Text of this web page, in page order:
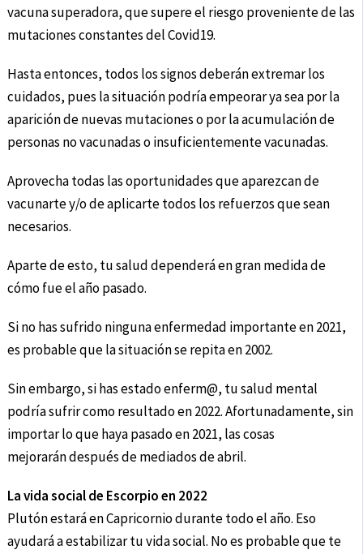
vacuna superadora, que supere el riesgo proveniente de las
mutaciones constantes del Covid19.
Hasta entonces, todos los signos deberán extremar los
cuidados, pues la situación podría empeorar ya sea por la
aparición de nuevas mutaciones o por la acumulación de
personas no vacunadas o insuficientemente vacunadas.
Aprovecha todas las oportunidades que aparezcan de
vacunarte y/o de aplicarte todos los refuerzos que sean
necesarios.
Aparte de esto, tu salud dependerá en gran medida de
cómo fue el año pasado.
Si no has sufrido ninguna enfermedad importante en 2021,
es probable que la situación se repita en 2002.
Sin embargo, si has estado enferm@, tu salud mental
podría sufrir como resultado en 2022. Afortunadamente, sin
importar lo que haya pasado en 2021, las cosas
mejorarán después de mediados de abril.
La vida social de Escorpio en 2022
Plutón estará en Capricornio durante todo el año. Eso
ayudará a estabilizar tu vida social. No es probable que te